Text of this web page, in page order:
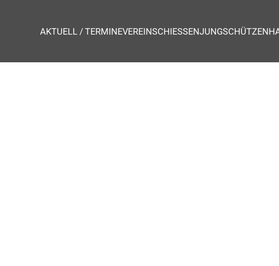
AKTUELL / TERMINEVEREINSCHIESSENJUNGSCHÜTZEN